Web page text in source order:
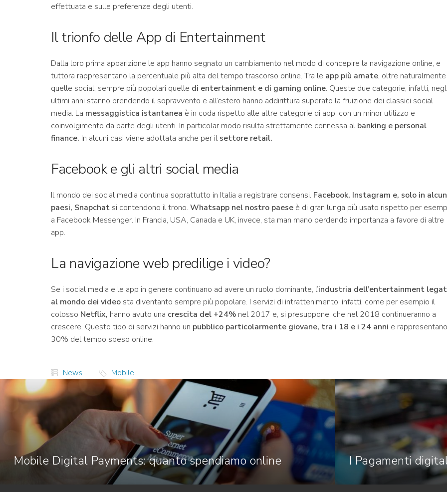
effettuata e sulle preferenze degli utenti.
Il trionfo delle App di Entertainment
Dalla loro prima apparizione le app hanno segnato un cambiamento nel modo di concepire la navigazione online, e
tuttora rappresentano la percentuale più alta del tempo trascorso online. Tra le app più amate, oltre naturalmente
quelle social, sempre più popolari quelle di entertainment e di gaming online. Queste due categorie, infatti, negli
ultimi anni stanno prendendo il sopravvento e all’estero hanno addirittura superato la fruizione dei classici social
media. La messaggistica istantanea è in coda rispetto alle altre categorie di app, con un minor utilizzo e
coinvolgimento da parte degli utenti. In particolar modo risulta strettamente connessa albanking e personal
finance. In alcuni casi viene adottata anche per ilsettore retail.
Facebook e gli altri social media
Il mondo dei social media continua soprattutto in Italia a registrare consensi. Facebook, Instagram e, solo in
paesi, Snapchat si contendono il trono. Whatsapp nel nostro paese è di gran lunga più usato rispetto per
a Facebook Messenger. In Francia, USA, Canada e UK, invece, sta man mano perdendo importanza a favore di altre
app.
La navigazione web predilige i video?
Se i social media e le app in genere continuano ad avere un ruolo dominante, l’industria dell’entertainment
al mondo dei video sta diventanto sempre più popolare. I servizi di intrattenimento, infatti, come per esempio il
colosso Netflix, hanno avuto una crescita del +24% nel 2017 e, si presuppone, che nel 2018 continueranno a
crescere. Questo tipo di servizi hanno un pubblico particolarmente giovane, tra i 18 e i 24 anni e
30% del tempo speso online.
News Mobile
Mobile Digital Payments: quanto spendiamo online I Pagamenti